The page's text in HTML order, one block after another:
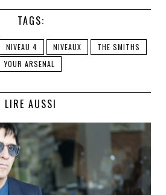
TAGS:
NIVEAU 4 NIVEAUX
THE SMITHS
YOUR ARSENAL
LIRE AUSSI